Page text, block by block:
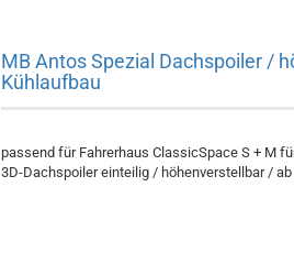
MB Antos Spezial Dachspoiler /
Kühlaufbau
passend für Fahrerhaus ClassicSpace S + M
3D-Dachspoiler einteilig / höhenverstellbar / ab